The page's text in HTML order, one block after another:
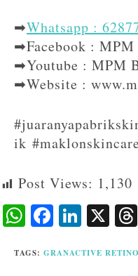
➡Whatsapp :
➡Facebook : MPM
➡Youtube : MPM
➡Website :
ik
Post Views: 1,130
W
ha
ts
F
ac
eb
Li
n
ke
X
TAGS: GRANACTIVE